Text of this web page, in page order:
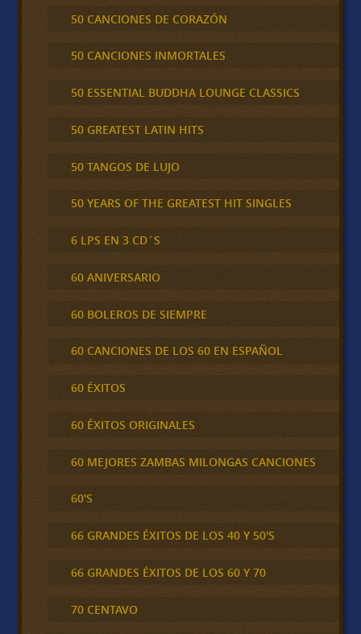
50 CANCIONES DE CORAZÓN
50 CANCIONES INMORTALES
50 ESSENTIAL BUDDHA LOUNGE CLASSICS
50 GREATEST LATIN HITS
50 TANGOS DE LUJO
50 YEARS OF THE GREATEST HIT SINGLES
6 LPS EN 3 CD´S
60 ANIVERSARIO
60 BOLEROS DE SIEMPRE
60 CANCIONES DE LOS 60 EN ESPAÑOL
60 ÉXITOS
60 ÉXITOS ORIGINALES
60 MEJORES ZAMBAS MILONGAS CANCIONES
60'S
66 GRANDES ÉXITOS DE LOS 40 Y 50'S
66 GRANDES ÉXITOS DE LOS 60 Y 70
70 CENTAVO